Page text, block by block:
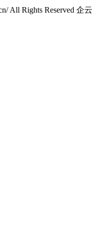
All Rights Reserved 企云